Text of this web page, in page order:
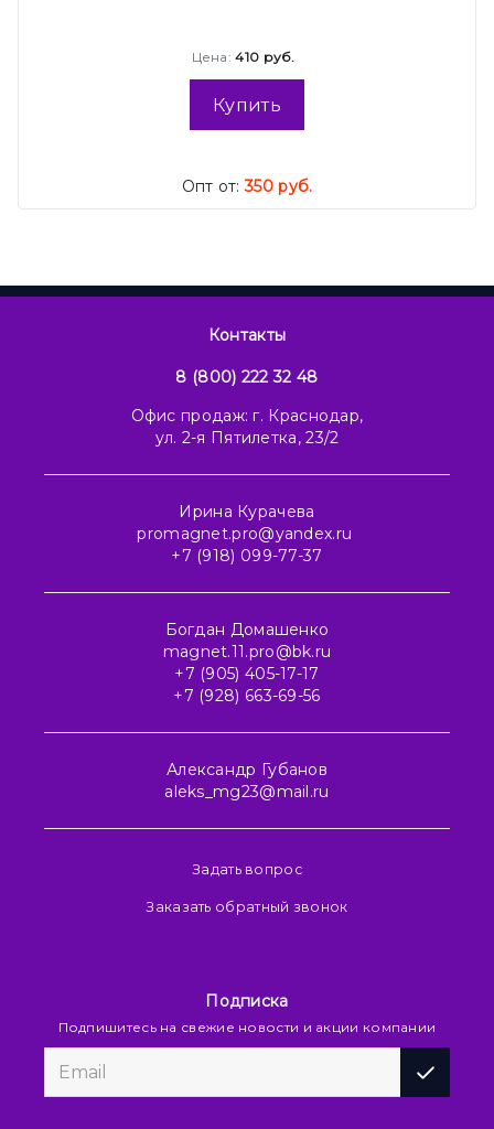
Цена: 410 руб.
Купить
Опт от:350 руб.
Контакты
8 (800) 222 32 48
Офис продаж: г. Краснодар,
ул. 2-я Пятилетка, 23/2
Ирина Курачева
promagnet.pro@yandex.ru
+7 (918) 099-77-37
Богдан Домашенко
magnet.11.pro@bk.ru
+7 (905) 405-17-17
+7 (928) 663-69-56
Александр Губанов
aleks_mg23@mail.ru
Задать вопрос
Заказать обратный звонок
Подписка
Подпишитесь на свежие новости и акции компании